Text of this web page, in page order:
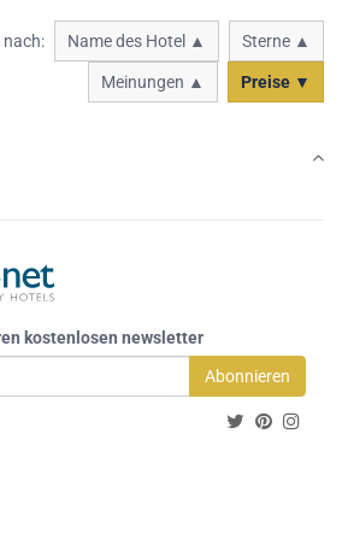
nach: Name des Hotel ▲ Sterne ▲
Meinungen ▲ Preise ▼
kostenlosen newsletter
Abonnieren